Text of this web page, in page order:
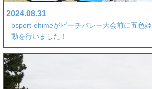
2024.08.31
bsport-ehimeがビーチバレー大会前に五色
動を行いました！